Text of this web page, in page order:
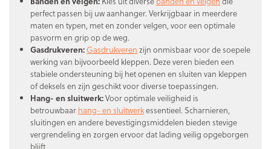
perfect passen bij uw aanhanger. Verkrijgbaar in meerdere
maten en typen, met en zonder velgen, voor een optimale
pasvorm en grip op de weg.
Gasdrukveren: Gasdrukveren zijn onmisbaar voor de soepele
werking van bijvoorbeeld kleppen. Deze veren bieden een
stabiele ondersteuning bij het openen en sluiten van kleppen
of deksels en zijn geschikt voor diverse toepassingen.
Hang- en sluitwerk:Voor optimale veiligheid is
betrouwbaar hang- en sluitwerkessentieel. Scharnieren,
sluitingen en andere bevestigingsmiddelen bieden stevige
vergrendeling en zorgen ervoor dat lading veilig opgeborgen
blijft.